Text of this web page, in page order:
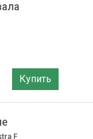
Купить
F